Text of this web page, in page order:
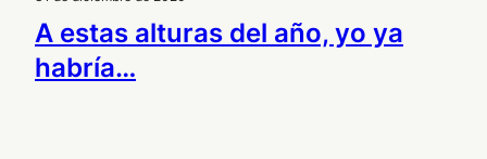
A estas alturas del año, yo ya
habría…